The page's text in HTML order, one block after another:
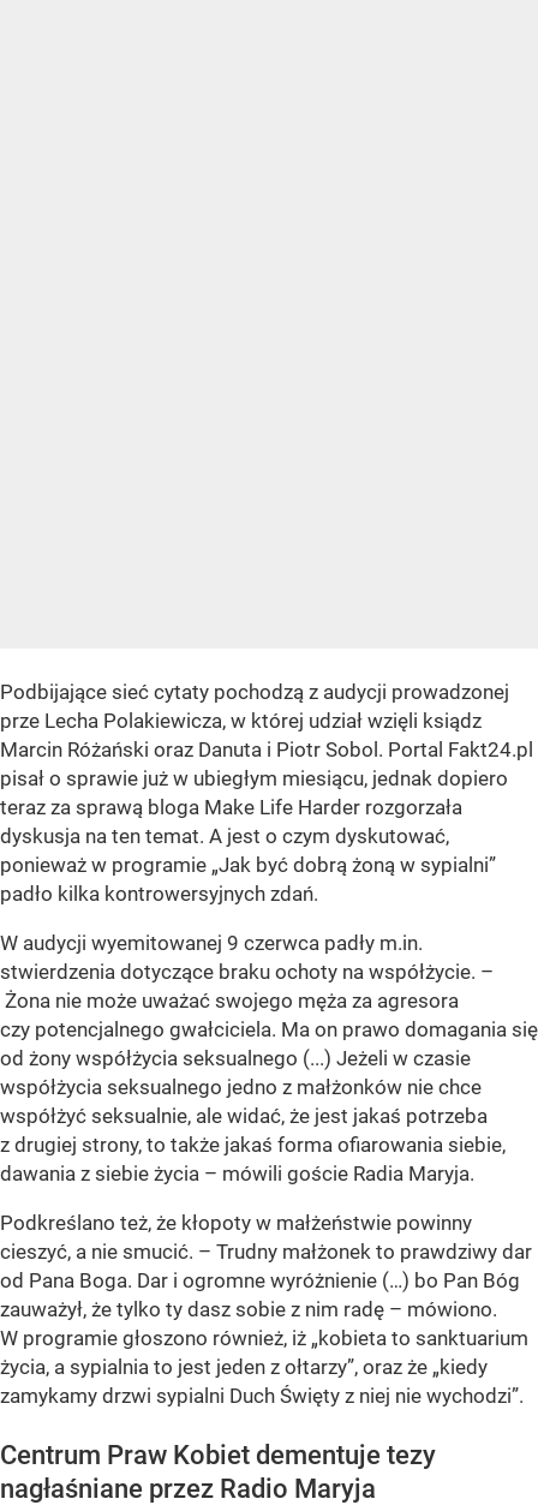
Podbijające sieć cytaty pochodzą z audycji prowadzonej
prze Lecha Polakiewicza, w której udział wzięli ksiądz
Marcin Różański oraz Danuta i Piotr Sobol. Portal Fakt24.pl
pisał o sprawie już w ubiegłym miesiącu, jednak dopiero
teraz za sprawą bloga Make Life Harder rozgorzała
dyskusja na ten temat. A jest o czym dyskutować,
ponieważ w programie „Jak być dobrą żoną w sypialni”
padło kilka kontrowersyjnych zdań.
W audycji wyemitowanej 9 czerwca padły m.in.
stwierdzenia dotyczące braku ochoty na współżycie. –
Żona nie może uważać swojego męża za agresora
czy potencjalnego gwałciciela. Ma on prawo domagania się
od żony współżycia seksualnego (...) Jeżeli w czasie
współżycia seksualnego jedno z małżonków nie chce
współżyć seksualnie, ale widać, że jest jakaś potrzeba
z drugiej strony, to także jakaś forma ofiarowania siebie,
dawania z siebie życia – mówili goście Radia Maryja.
Podkreślano też, że kłopoty w małżeństwie powinny
cieszyć, a nie smucić. – Trudny małżonek to prawdziwy dar
od Pana Boga. Dar i ogromne wyróżnienie (…) bo Pan Bóg
zauważył, że tylko ty dasz sobie z nim radę – mówiono.
W programie głoszono również, iż „kobieta to sanktuarium
życia, a sypialnia to jest jeden z ołtarzy”, oraz że „kiedy
zamykamy drzwi sypialni Duch Święty z niej nie wychodzi”.
Centrum Praw Kobiet dementuje tezy
nagłaśniane przez Radio Maryja